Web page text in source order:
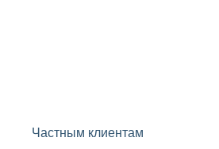
Частным клиентам